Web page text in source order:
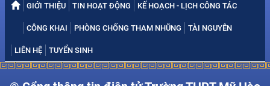
GIỚI THIỆU TIN HOẠT ĐỘNG KẾ HOẠCH - LỊCH CÔNG TÁC
CÔNG KHAI PHÒNG CHỐNG THAM NHŨNG TÀI NGUYÊN
LIÊN HỆ TUYỂN SINH